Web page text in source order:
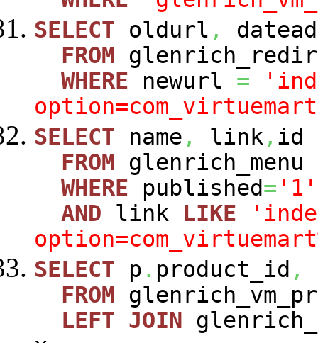
SELECT oldurl ,
FROM
WHERE newurl =
SELECT name , link, id
FROM glenrich_menu
WHERE published= '1'
AND link LIKE
SELECT p . product_id ,
FROM
LEFT JOIN